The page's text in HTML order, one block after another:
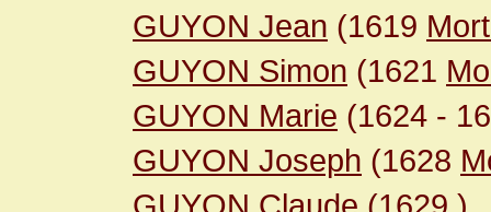
GUYON Jean (1619
GUYON Simon (1621
GUYON Marie (1624 -
GUYON Joseph (1628